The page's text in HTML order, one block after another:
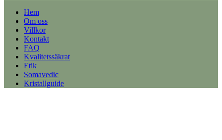
Hem
Om oss
Villkor
Kontakt
FAQ
Kvalitetssäkrat
Etik
Somavedic
Kristallguide